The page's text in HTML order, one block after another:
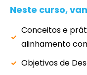
Neste curso,
Conceitos e
alinhamento
Objetivos de